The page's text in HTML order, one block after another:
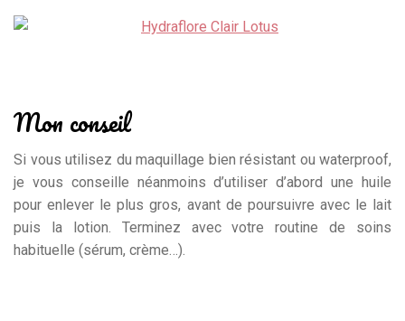
Mon conseil
Si vous utilisez du maquillage bien résistant ou waterproof,
je vous conseille néanmoins d’utiliser d’abord une huile
pour enlever le plus gros, avant de poursuivre avec le lait
puis la lotion. Terminez avec votre routine de soins
habituelle (sérum, crème…).